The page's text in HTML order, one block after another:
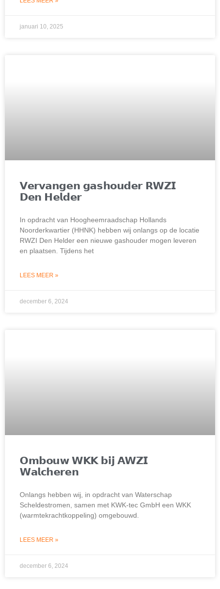
januari 10, 2025
𝗩𝗲𝗿𝘃𝗮𝗻𝗴𝗲𝗻 𝗴𝗮𝘀𝗵𝗼𝘂𝗱𝗲𝗿 𝗥𝗪𝗭𝗜
𝗗𝗲𝗻 𝗛𝗲𝗹𝗱𝗲𝗿
In opdracht van Hoogheemraadschap Hollands
Noorderkwartier (HHNK) hebben wij onlangs op de locatie
RWZI Den Helder een nieuwe gashouder mogen leveren
en plaatsen. Tijdens het
LEES MEER »
december 6, 2024
𝗢𝗺𝗯𝗼𝘂𝘄 𝗪𝗞𝗞 𝗯𝗶𝗷 𝗔𝗪𝗭𝗜
𝗪𝗮𝗹𝗰𝗵𝗲𝗿𝗲𝗻
Onlangs hebben wij, in opdracht van Waterschap
Scheldestromen, samen met KWK-tec GmbH een WKK
(warmtekrachtkoppeling) omgebouwd.
LEES MEER »
december 6, 2024